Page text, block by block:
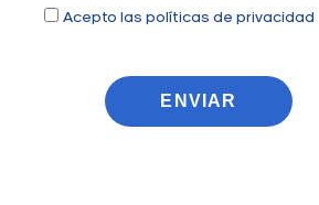
Acepto las políticas de privacidad
ENVIAR